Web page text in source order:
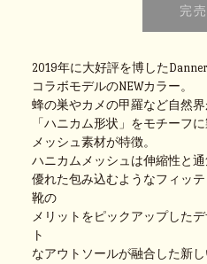
2019年に大好評を博した
コラボモデルのNEWカラー。
蜂の巣やカメの甲羅など自然
「ハニカム形状」をモチーフ
メッシュ素材が特徴。
ハニカムメッシュは伸縮性と
優れた包み込むようなフィッ
靴の
メリットをピックアップした
ト
なアウトソールが融合した新